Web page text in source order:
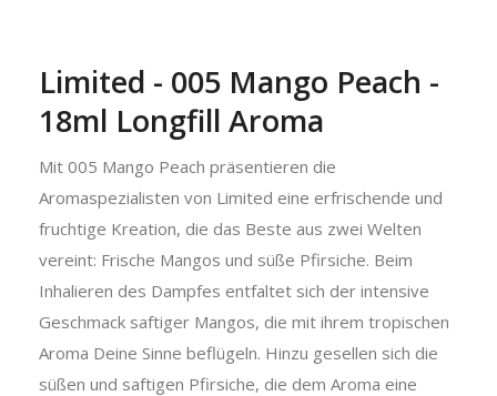
Limited - 005 Mango Peach -
18ml Longfill Aroma
Mit 005 Mango Peach präsentieren die
Aromaspezialisten von Limited eine erfrischende und
fruchtige Kreation, die das Beste aus zwei Welten
vereint: Frische Mangos und süße Pfirsiche. Beim
Inhalieren des Dampfes entfaltet sich der intensive
Geschmack saftiger Mangos, die mit ihrem tropischen
Aroma Deine Sinne beflügeln. Hinzu gesellen sich die
süßen und saftigen Pfirsiche, die dem Aroma eine